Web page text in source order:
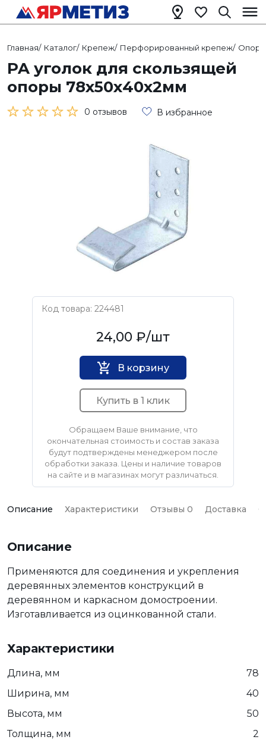
Главная/ Каталог/ Крепеж/ Перфорированный крепеж/
PA уголок для скользящей
опоры 78х50х40х2мм
0 отзывов В избранное
Код товара: 224481
Нет бренда24,00 ₽/шт
В корзину
Купить в 1 клик
Обращаем Ваше внимание, что
окончательная стоимость и состав заказа
будут подтверждены менеджером после
обработки заказа. Цены и наличие товаров
на сайте и в магазинах могут различаться.
Описание Характеристики Отзывы 0 Доставка
Описание
Применяются для соединения и укрепления
деревянных элементов конструкций в
деревянном и каркасном домостроении.
Изготавливается из оцинкованной стали.
Характеристики
Длина, мм
78
Ширина, мм
40
Высота, мм
50
Толщина, мм
2